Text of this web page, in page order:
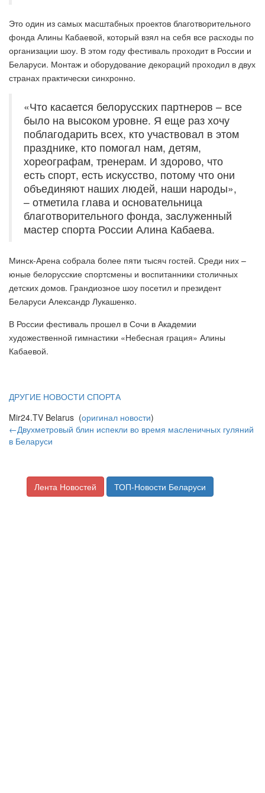
Это один из самых масштабных проектов благотворительного
фонда Алины Кабаевой, который взял на себя все расходы по
организации шоу. В этом году фестиваль проходит в России и
Беларуси. Монтаж и оборудование декораций проходил в двух
странах практически синхронно.
«Что касается белорусских партнеров – все
было на высоком уровне. Я еще раз хочу
поблагодарить всех, кто участвовал в этом
празднике, кто помогал нам, детям,
хореографам, тренерам. И здорово, что
есть спорт, есть искусство, потому что они
объединяют наших людей, наши народы»,
– отметила глава и основательница
благотворительного фонда, заслуженный
мастер спорта России Алина Кабаева.
Минск-Арена собрала более пяти тысяч гостей. Среди них –
юные белорусские спортсмены и воспитанники столичных
детских домов. Грандиозное шоу посетил и президент
Беларуси Александр Лукашенко.
В России фестиваль прошел в Сочи в Академии
художественной гимнастики «Небесная грация» Алины
Кабаевой.
ДРУГИЕ НОВОСТИ СПОРТА
Mir24.TV Belarus (оригинал новости)
←Двухметровый блин испекли во время масленичных гуляний
в Беларуси
Лента Новостей ТОП-Новости Беларуси